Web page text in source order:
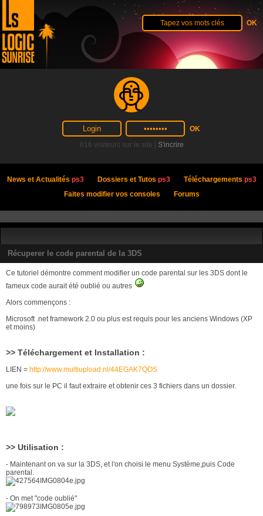
616 visiteurs sur le site | S'incrire
News et Actualités ps3 Dossiers et Tutos ps3 Téléchargements ps3
Faites modifier vos consoles
Forums
Récuperer le code parental de la 3DS
Ce tutoriel démontre comment modifier un code parental sur les 3DS dont le
fameux code aurait été oublié ou autres
Alors commençons :
Microsoft .net framework 2.0 ou plus est requis pour les anciens Windows (XP
et moins)
>> Téléchargement et Installation :
LIEN = http://www.multiupload.nl/44EGAK7QOS
une fois sur le PC il faut extraire et obtenir ces 3 fichiers dans un dossier.
>> Utilisation :
- Maintenant on va sur la 3DS, et l'on choisi le menu Système,puis Code
parental.
- On met "code oublié"